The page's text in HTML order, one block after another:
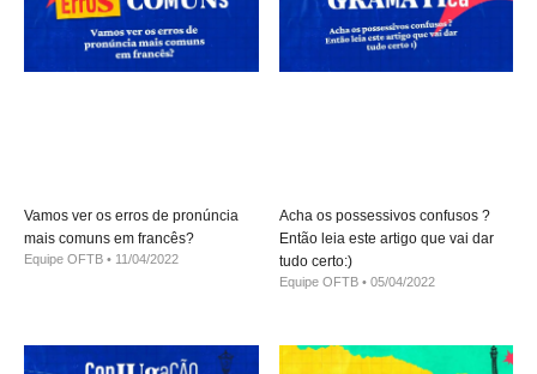
Vamos ver os erros de pronúncia
mais comuns em francês?
Equipe OFTB 11/04/2022
Acha os possessivos confusos ?
Então leia este artigo que vai dar
tudo certo:)
Equipe OFTB 05/04/2022